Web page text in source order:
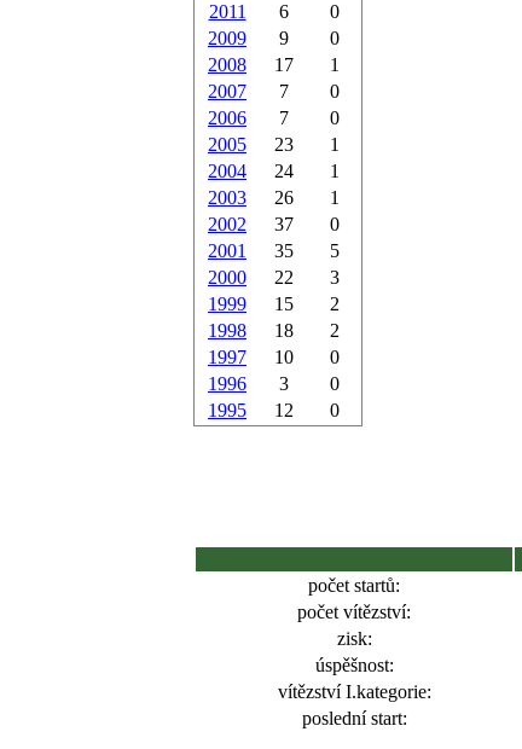
2011
6
0
2009
9
0
2008
17
1
2007
7
0
2006
7
0
2005
23
1
2004
24
1
2003
26
1
2002
37
0
2001
35
5
2000
22
3
1999
15
2
1998
18
2
1997
10
0
1996
3
0
1995
12 0
počet startů:
počet vítězství:
zisk:
úspěšnost:
vítězství I.kategorie:
poslední start: